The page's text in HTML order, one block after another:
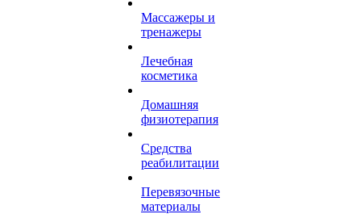
Массажеры и
тренажеры
Лечебная
косметика
Домашняя
физиотерапия
Средства
реабилитации
Перевязочные
материалы